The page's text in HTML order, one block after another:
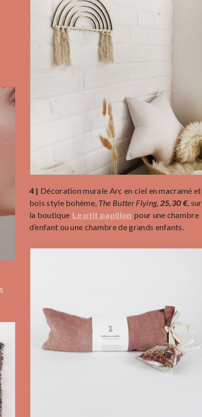
4 | Décoration murale Arc en ciel en macramé et
bois style bohème, The Butter Flying, 25,30 €, sur
la boutique Le ptit papillon pour une chambre
d’enfant ou une chambre de grands enfants.